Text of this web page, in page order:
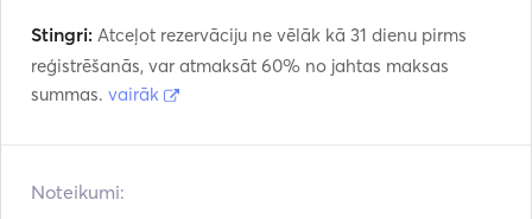
Stingri: Atceļot rezervāciju ne vēlāk kā 31 dienu pirms
reģistrēšanās, var atmaksāt 60% no jahtas maksas
summas. vairāk
Noteikumi: